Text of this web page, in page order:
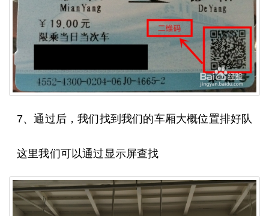
7、通过后，我们找到我们的车厢大概位置排好队
这里我们可以通过显示屏查找